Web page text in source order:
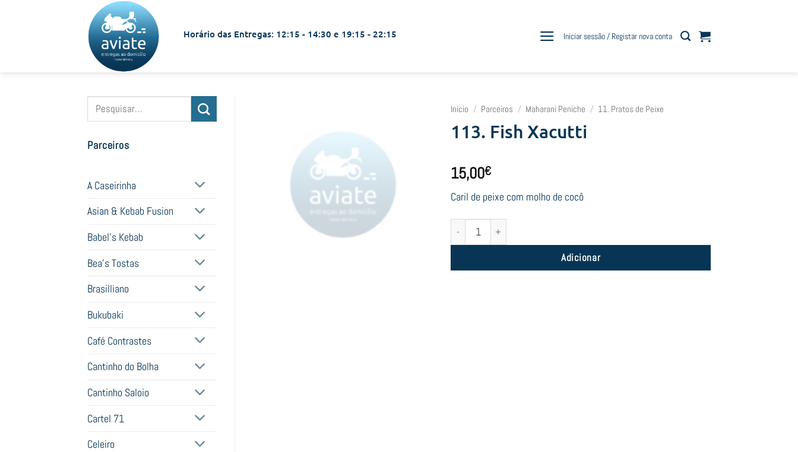
Horário das Entregas: 12:15 - 14:30 e 19:15 - 22:15 Iniciar sessão / Registar nova conta
Pesquisar
Parceiros
A Caseirinha
Asian & Kebab Fusion
Babel's Kebab
Bea's Tostas
Brasilliano
Bukubaki
Café Contrastes
Cantinho do Bolha
Cantinho Saloio
Cartel 71
Celeiro
Início / Parceiros / Maharani Peniche / 11. Pratos de Peixe
113. Fish Xacutti
15,00€
Caril de peixe com molho de cocô
Quantidade de 113. Fish Xacutti
Adicionar